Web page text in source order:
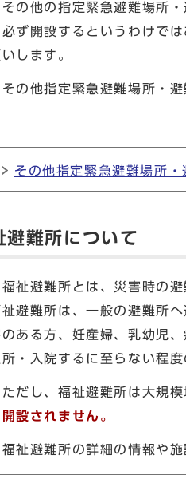
の他の指定緊急避難場所・
必ず開設するというわけで
します。
の他指定緊急避難場所・避
その他指定緊急避難場所
避難所について
祉避難所とは、災害時の避
避難所は、一般の避難所
ある方、妊産婦、乳幼児
所・入院するに至らない程
だし、福祉避難所は大規模
設されません。
祉避難所の詳細の情報や施